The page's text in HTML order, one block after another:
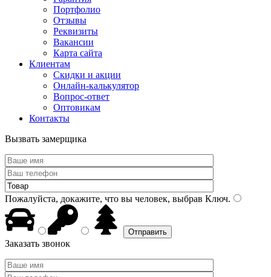
Портфолио
Отзывы
Реквизиты
Вакансии
Карта сайта
Клиентам
Скидки и акции
Онлайн-калькулятор
Вопрос-ответ
Оптовикам
Контакты
Вызвать замерщика
Пожалуйста, докажите, что вы человек, выбрав Ключ.
Заказать звонок